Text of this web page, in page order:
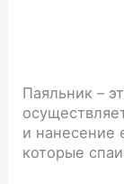
Паяльник –
и нанесение
которые